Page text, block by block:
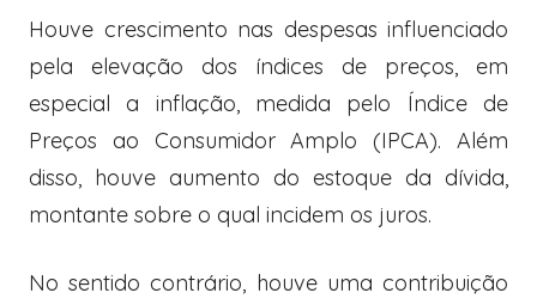
Houve crescimento nas despesas influenciado
pela elevação dos índices de preços, em
especial a inflação, medida pelo Índice de
Preços ao Consumidor Amplo (IPCA). Além
disso, houve aumento do estoque da dívida,
montante sobre o qual incidem os juros.
No sentido contrário, houve uma contribuição